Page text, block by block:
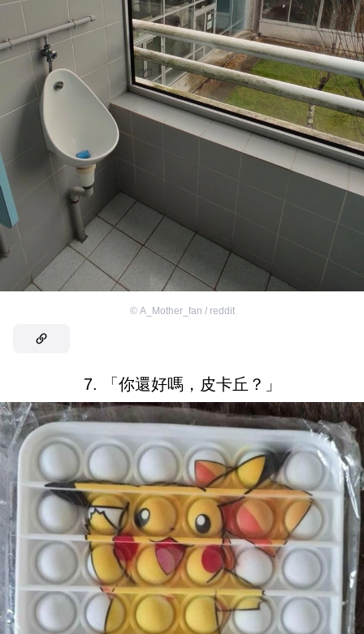
© A_Mother_fan / reddit
7. 「你還好嗎，皮卡丘？」